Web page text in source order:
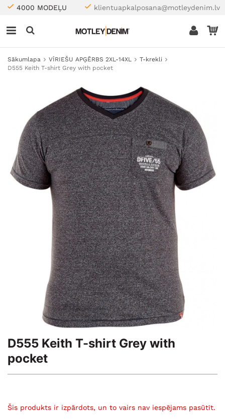
4000 MODEĻU klientuapkalposana@motleydenim.lv
Sākumlapa VĪRIEŠU APĢĒRBS 2XL-14XL
T-krekli
D555 Keith T-shirt Grey with pocket
D555 Keith T-shirt Grey with
pocket
Šis produkts ir izpārdots, un to vairs nav iespējams pasūtīt.